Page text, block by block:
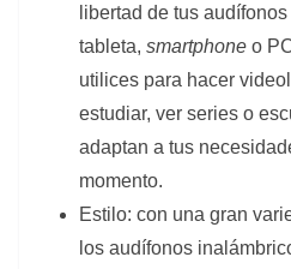
libertad de tus
tableta, smartphone o
utilices para hacer
estudiar, ver series o
adaptan a tus
momento.
Estilo: con una gran
los audífonos